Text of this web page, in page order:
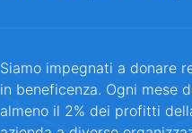
Siamo impegnati a donare
in beneficenza. Ogni mese
almeno il 2% dei profitti